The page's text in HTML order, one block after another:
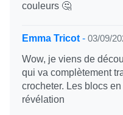
couleurs 🤔
Emma Tricot - 03/09/
Wow, je viens de
qui va complètement
crocheter. Les blocs
révélation